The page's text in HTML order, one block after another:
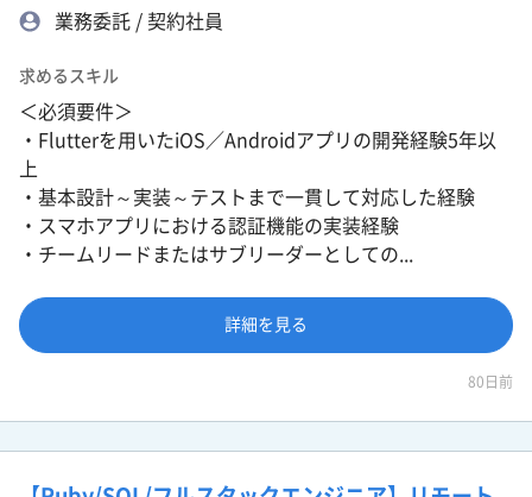
業務委託 / 契約社員
求めるスキル
＜必須要件＞
・Flutterを用いたiOS／Androidアプリの開発経験5年以
上
・基本設計～実装～テストまで一貫して対応した経験
・スマホアプリにおける認証機能の実装経験
・チームリードまたはサブリーダーとしての...
詳細を見る
80日前